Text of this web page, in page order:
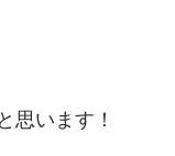
思います！